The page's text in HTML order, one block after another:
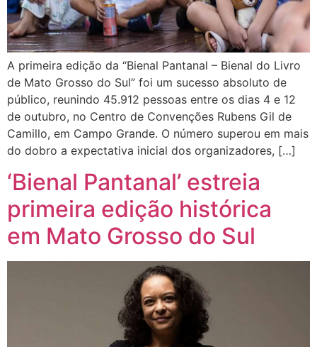
A primeira edição da “Bienal Pantanal – Bienal do Livro
de Mato Grosso do Sul” foi um sucesso absoluto de
público, reunindo 45.912 pessoas entre os dias 4 e 12
de outubro, no Centro de Convenções Rubens Gil de
Camillo, em Campo Grande. O número superou em mais
do dobro a expectativa inicial dos organizadores, […]
‘Bienal Pantanal’ estreia
primeira edição histórica
em Mato Grosso do Sul